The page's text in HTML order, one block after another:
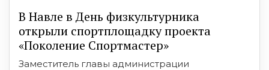
В Навле в День физкультурника
открыли спортплощадку проекта
«Поколение Спортмастер»
Заместитель главы администрации